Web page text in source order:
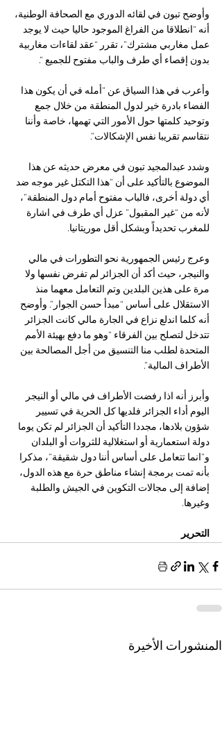
وأوضح تبون في لقائه الدوري مع الصحافة الوطنية،
أنه “انطلاقا من الفراغ الموجود حاليا حيث لا يوجد
عمل مغاربي مشترك”، تقرر “عقد لقاءات مغاربية
بدون إقصاء أي طرف والباب مفتوح للجميع “.
وأعرب في هذا السياق عن “أمله في أن يكون هذا
الفضاء بادرة خير لدول المنطقة من خلال جمع
وتوحيد كلمتها حول الأمور التي تهمها، خاصة وأننا
نتقاسم تقريبا نفس الإشكالات”.
وشدد عبدالمجيد تبون في معرض حديثه عن هذا
الموضوع بالتأكيد على أن “هذا التكتل غير موجه ضد
أي دولة أخرى، فالباب مفتوح أمام دول المنطقة”،
لأنه من “غير المقبول” عزل أي طرف في اشارة
للمغرب تحديداً وبشكل أقل موريتانيا.
وعرج رئيس الجمهورية نحو التطورات في مالي
والنيجر، حيث أكد أن الجزائر لم تفرض نفسها ولا
مرة على هذين البلدين وتم التعامل معهما منذ
الاستقلال على أساس “مبدأ حسن الجوار”. وأوضح
أنه كلما اندلع نزاع في الجارة مالي كانت الجزائر
تتدخل لتصلح بين الفرقاء “وهو ما دفع بهيئة الأمم
المتحدة لطلب منا التنسيق من أجل المصالحة بين
الأطراف المالية”.
وأبرز أنه اذا رفضت الأطراف في مالي أو النيجر
اليوم أداء الجزائر فلديها كل الحرية في تسيير
شؤون بلادها، مجددا التأكيد أن الجزائر لم تكن يوما
دولة استعمارية أو استغلالية للثروات أو البلدان
و”انما تتعامل على أساس أننا دول شقيقة”، مذكرا
بأنه تمت برمجة إنشاء مناطق حرة مع هذه الدول،
إضافة إلى مجالات التكوين في الجيش والطلبة
وغيرها.
التحرير
المنشورات الأخيرة